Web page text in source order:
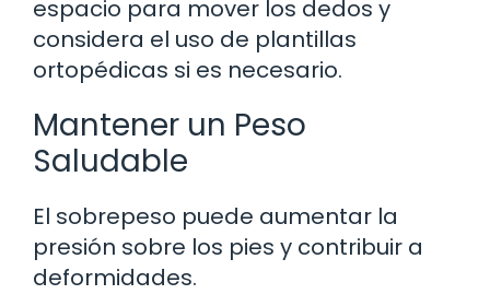
espacio para mover los dedos y
considera el uso de plantillas
ortopédicas si es necesario.
Mantener un Peso
Saludable
El sobrepeso puede aumentar la
presión sobre los pies y contribuir a
deformidades.